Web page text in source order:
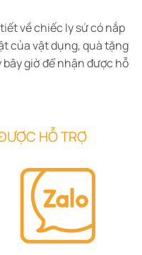
về chiếc ly sứ có nắp
của vật dụng, quà tặng
giờ để nhận được hỗ
HỖ TRỢ